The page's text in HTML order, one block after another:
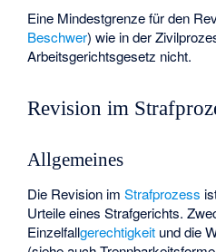
Eine Mindestgrenze für den
Beschwer) wie in der
Arbeitsgerichtsgesetz nicht.
Revision im
Allgemeines
Die Revision imStrafprozess
Urteile eines Strafgerichts.
Einzelfallgerechtigkeit und die